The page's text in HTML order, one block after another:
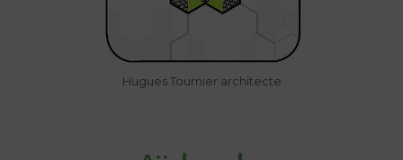
Hugues Tournier architecte